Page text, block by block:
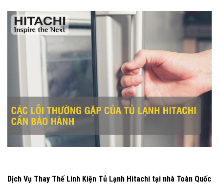
Dịch Vụ Thay Thế Linh Kiện Tủ Lạnh Hitachi tại nhà Toàn Quốc